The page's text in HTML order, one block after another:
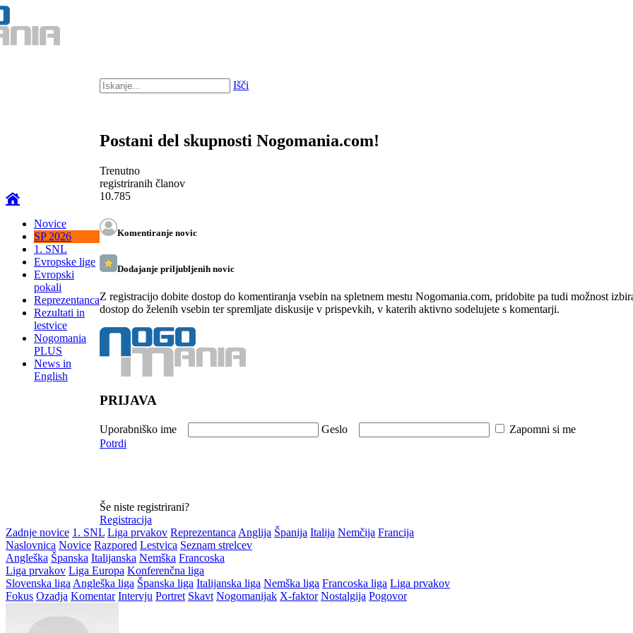
Novice
SP 2026
1. SNL
Evropske lige
Evropski
pokali
Reprezentanca
Rezultati in
lestvice
Nogomania
PLUS
News in
English
Išči
Postani del skupnosti Nogomania.com!
Trenutno
registriranih članov
10.785
Komentiranje novic
Dodajanje priljubljenih novic
Z registracijo dobite dostop do komentiranja vsebin na spletnem mestu Nogomania.com, pridobite pa tudi možnost
dostop do želenih vsebin ter spremljate diskusije v prispevkih, v katerih aktivno sodelujete s komentarji.
PRIJAVA
Uporabniško ime Geslo Zapomni si me
Potrdi
Še niste registrirani?
Registracija
Zadnje novice 1. SNL Liga prvakov Reprezentanca Anglija Španija Italija Nemčija Francija
Naslovnica Novice Razpored Lestvica Seznam strelcev
Angleška Španska Italijanska Nemška Francoska
Liga prvakov Liga Europa Konferenčna liga
Slovenska liga Angleška liga Španska liga Italijanska liga Nemška liga Francoska liga Liga prvakov
Fokus Ozadja Komentar Intervju Portret Skavt Nogomanijak X-faktor Nostalgija Pogovor